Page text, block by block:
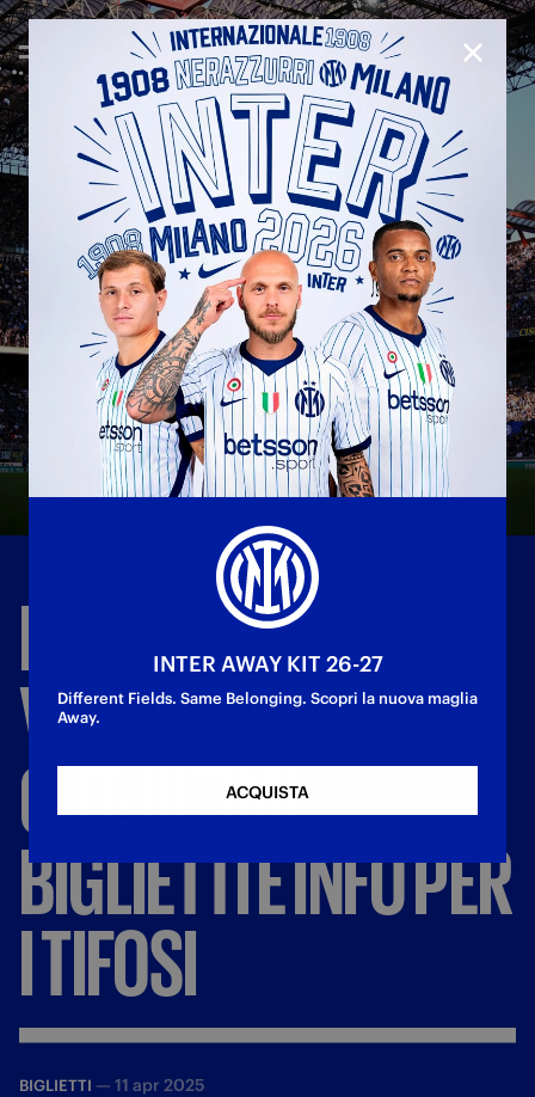
INTER-CAGLIARI
VERSOILSOLD-
OUT:ULTIMI
BIGLIETTIEINFOPER
ITIFOSI
BIGLIETTI — 11 apr 2025
INTER AWAY KIT 26-27
Different Fields. Same Belonging. Scopri la nuova maglia
Away.
ACQUISTA